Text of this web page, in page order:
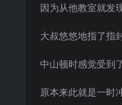
因为从他教室就发
大叔悠悠地指了指
中山顿时感觉受到
原本来此就是一时